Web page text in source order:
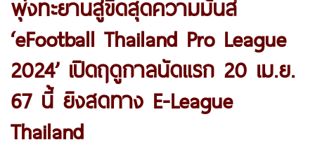
พุ่งทะยานสู่ขีดสุดความมันส์
‘eFootball Thailand Pro League
2024’ เปิดฤดูกาลนัดแรก 20 เม.ย.
67 นี้ ยิงสดทาง E-League
Thailand